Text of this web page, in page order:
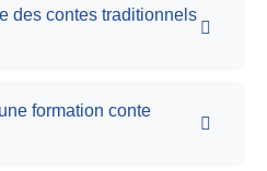
des contes traditionnels
formation conte